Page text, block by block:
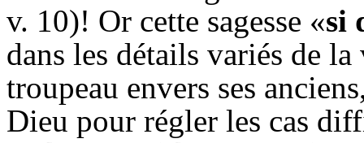
v. 10)! Or cette sagesse «si
dans les détails variés de
troupeau envers ses
Dieu pour régler les cas